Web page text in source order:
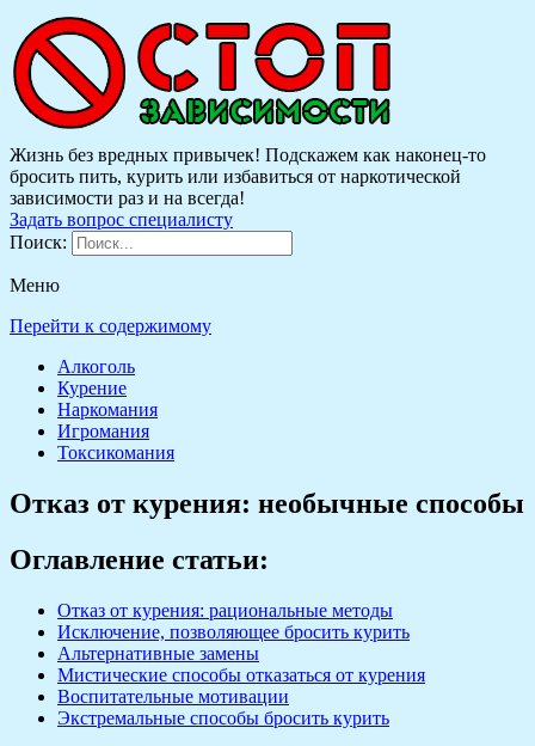
Жизнь без вредных привычек! Подскажем как наконец-то
бросить пить, курить или избавиться от наркотической
зависимости раз и на всегда!
Задать вопрос специалисту
Поиск:
Меню
Перейти к содержимому
Алкоголь
Курение
Наркомания
Игромания
Токсикомания
Отказ от курения: необычные способы
Оглавление статьи:
Отказ от курения: рациональные методы
Исключение, позволяющее бросить курить
Альтернативные замены
Мистические способы отказаться от курения
Воспитательные мотивации
Экстремальные способы бросить курить